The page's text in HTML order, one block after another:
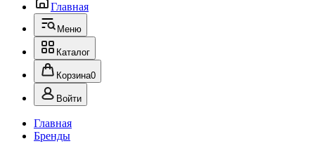
Главная
Меню
Каталог
Корзина0
Войти
Главная
Бренды